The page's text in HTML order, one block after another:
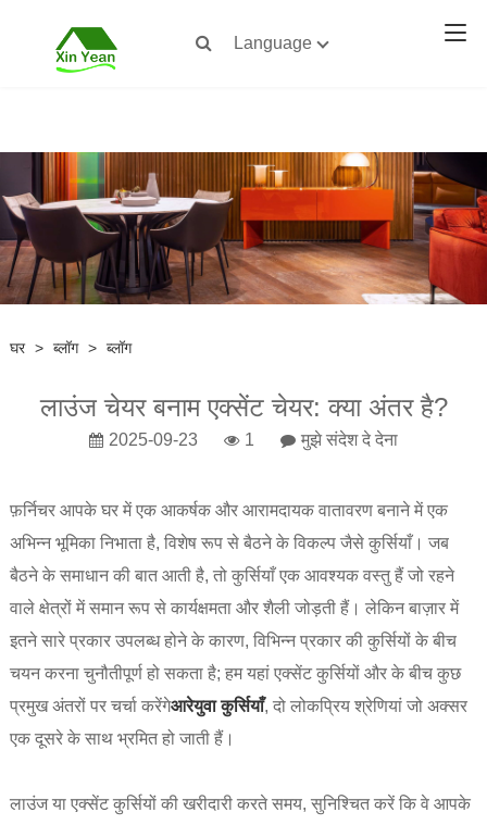
Language
घर > ब्लॉग > ब्लॉग
लाउंज चेयर बनाम एक्सेंट चेयर: क्या अंतर है?
2025-09-23 1 मुझे संदेश दे देना
फ़र्निचर आपके घर में एक आकर्षक और आरामदायक वातावरण बनाने में एक
अभिन्न भूमिका निभाता है, विशेष रूप से बैठने के विकल्प जैसे कुर्सियाँ। जब
बैठने के समाधान की बात आती है, तो कुर्सियाँ एक आवश्यक वस्तु हैं जो रहने
वाले क्षेत्रों में समान रूप से कार्यक्षमता और शैली जोड़ती हैं। लेकिन बाज़ार में
इतने सारे प्रकार उपलब्ध होने के कारण, विभिन्न प्रकार की कुर्सियों के बीच
चयन करना चुनौतीपूर्ण हो सकता है; हम यहां एक्सेंट कुर्सियों और के बीच कुछ
प्रमुख अंतरों पर चर्चा करेंगेआरेयुवा कुर्सियाँ, दो लोकप्रिय श्रेणियां जो अक्सर
एक दूसरे के साथ भ्रमित हो जाती हैं।
लाउंज या एक्सेंट कुर्सियों की खरीदारी करते समय, सुनिश्चित करें कि वे आपके